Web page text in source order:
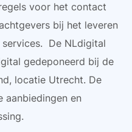
voor het contact
bij het leveren
De NLdigital
gedeponeerd bij de
locatie Utrecht. De
aanbiedingen en